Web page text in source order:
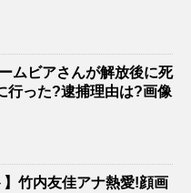
ムビアさんが解放後に死
行った?逮捕理由は?画像
】竹内友佳アナ熱愛!顔画